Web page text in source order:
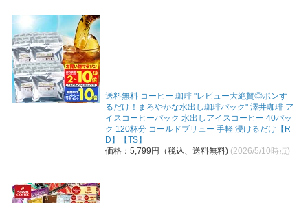
送料無料 コーヒー 珈琲 "レビュー大絶賛◎ポンす
るだけ！まろやかな水出し珈琲パック" 澤井珈琲 ア
イスコーヒーパック 水出しアイスコーヒー 40パッ
ク 120杯分 コールドブリュー 手軽 浸けるだけ【R
D】【TS】
価格：5,799円（税込、送料無料) (2026/5/10時点)